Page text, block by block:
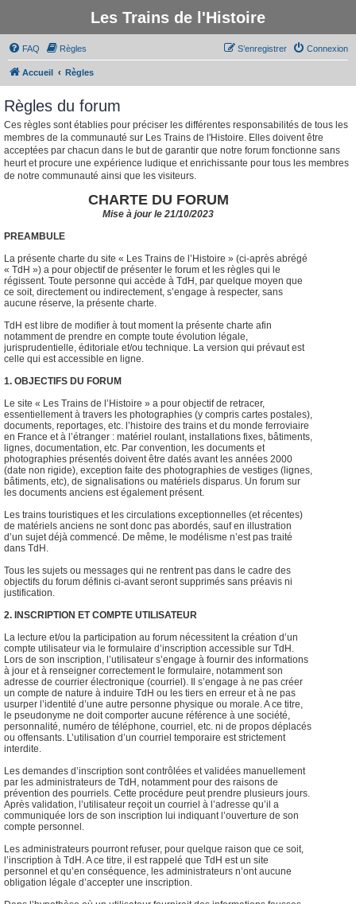
Les Trains de l'Histoire
FAQ Règles Connexion
S’enregistrer
Accueil Règles
Règles du forum
Ces règles sont établies pour préciser les différentes responsabilités de tous les
membres de la communauté sur Les Trains de l'Histoire. Elles doivent être
acceptées par chacun dans le but de garantir que notre forum fonctionne sans
heurt et procure une expérience ludique et enrichissante pour tous les membres
de notre communauté ainsi que les visiteurs.
CHARTE DU FORUM
Mise à jour le 21/10/2023
PREAMBULE
La présente charte du site « Les Trains de l’Histoire » (ci-après abrégé
« TdH ») a pour objectif de présenter le forum et les règles qui le
régissent. Toute personne qui accède à TdH, par quelque moyen que
ce soit, directement ou indirectement, s’engage à respecter, sans
aucune réserve, la présente charte.
TdH est libre de modifier à tout moment la présente charte afin
notamment de prendre en compte toute évolution légale,
jurisprudentielle, éditoriale et/ou technique. La version qui prévaut est
celle qui est accessible en ligne.
1. OBJECTIFS DU FORUM
Le site « Les Trains de l’Histoire » a pour objectif de retracer,
essentiellement à travers les photographies (y compris cartes postales),
documents, reportages, etc. l’histoire des trains et du monde ferroviaire
en France et à l’étranger : matériel roulant, installations fixes, bâtiments,
lignes, documentation, etc. Par convention, les documents et
photographies présentés doivent être datés avant les années 2000
(date non rigide), exception faite des photographies de vestiges (lignes,
bâtiments, etc), de signalisations ou matériels disparus. Un forum sur
les documents anciens est également présent.
Les trains touristiques et les circulations exceptionnelles (et récentes)
de matériels anciens ne sont donc pas abordés, sauf en illustration
d’un sujet déjà commencé. De même, le modélisme n’est pas traité
dans TdH.
Tous les sujets ou messages qui ne rentrent pas dans le cadre des
objectifs du forum définis ci-avant seront supprimés sans préavis ni
justification.
2. INSCRIPTION ET COMPTE UTILISATEUR
La lecture et/ou la participation au forum nécessitent la création d’un
compte utilisateur via le formulaire d’inscription accessible sur TdH.
Lors de son inscription, l’utilisateur s’engage à fournir des informations
à jour et à renseigner correctement le formulaire, notamment son
adresse de courrier électronique (courriel). Il s’engage à ne pas créer
un compte de nature à induire TdH ou les tiers en erreur et à ne pas
usurper l’identité d’une autre personne physique ou morale. A ce titre,
le pseudonyme ne doit comporter aucune référence à une société,
personnalité, numéro de téléphone, courriel, etc. ni de propos déplacés
ou offensants. L’utilisation d’un courriel temporaire est strictement
interdite.
Les demandes d’inscription sont contrôlées et validées manuellement
par les administrateurs de TdH, notamment pour des raisons de
prévention des pourriels. Cette procédure peut prendre plusieurs jours.
Après validation, l’utilisateur reçoit un courriel à l’adresse qu’il a
communiquée lors de son inscription lui indiquant l’ouverture de son
compte personnel.
Les administrateurs pourront refuser, pour quelque raison que ce soit,
l’inscription à TdH. A ce titre, il est rappelé que TdH est un site
personnel et qu’en conséquence, les administrateurs n’ont aucune
obligation légale d’accepter une inscription.